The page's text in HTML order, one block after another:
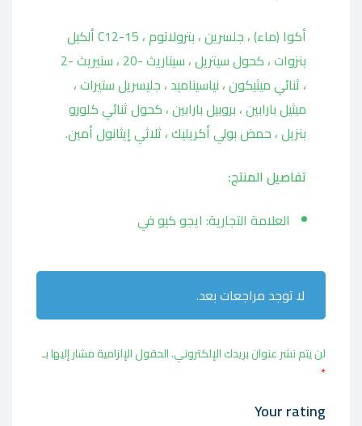
أكوا (ماء) ، جلسرين ، بترولاتوم ، C12-15 ألكيل
بنزوات ، كحول سيتريل ، سيتاريث -20 ، ستيريث -2
، ثنائي ميثيكون ، نياسيناميد ، جليسريل ستيرات ،
ميثيل بارابين ، بروبيل بارابين ، كحول ثنائي كلورو
بنزيل ، حمض بولي أكريليك ، ثلاثي إيثانول أمين.
تفاصيل المنتج:
العلامة التجارية: ايجو كيو في
لا توجد مراجعات بعد.
لن يتم نشر عنوان بريدك الإلكتروني.الحقول الإلزامية مشار إليها بـ
*
Your rating